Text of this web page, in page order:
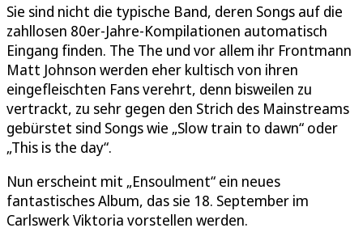
Sie sind nicht die typische Band, deren Songs auf die
zahllosen 80er-Jahre-Kompilationen automatisch
Eingang finden. The The und vor allem ihr Frontmann
Matt Johnson werden eher kultisch von ihren
eingefleischten Fans verehrt, denn bisweilen zu
vertrackt, zu sehr gegen den Strich des Mainstreams
gebürstet sind Songs wie „Slow train to dawn“ oder
„This is the day“.
Nun erscheint mit „Ensoulment“ ein neues
fantastisches Album, das sie 18. September im
Carlswerk Viktoria vorstellen werden.